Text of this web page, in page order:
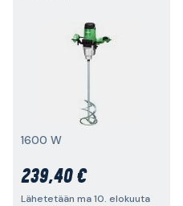
1600 W
239,40 €
Lähetetään ma 10. elokuuta